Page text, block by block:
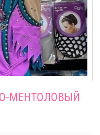
МЕНТОЛОВЫЙ